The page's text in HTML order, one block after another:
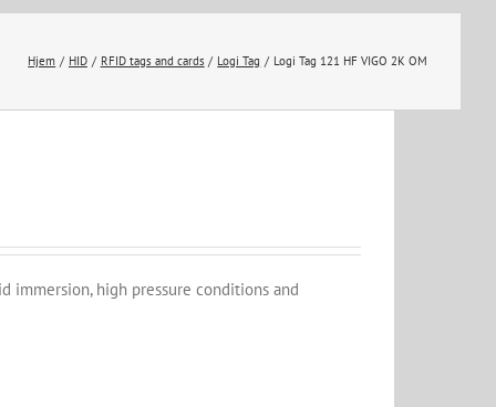
Hjem HID RFID tags and cards Logi Tag Logi Tag 121 HF VIGO 2K OM
immersion, high pressure conditions and